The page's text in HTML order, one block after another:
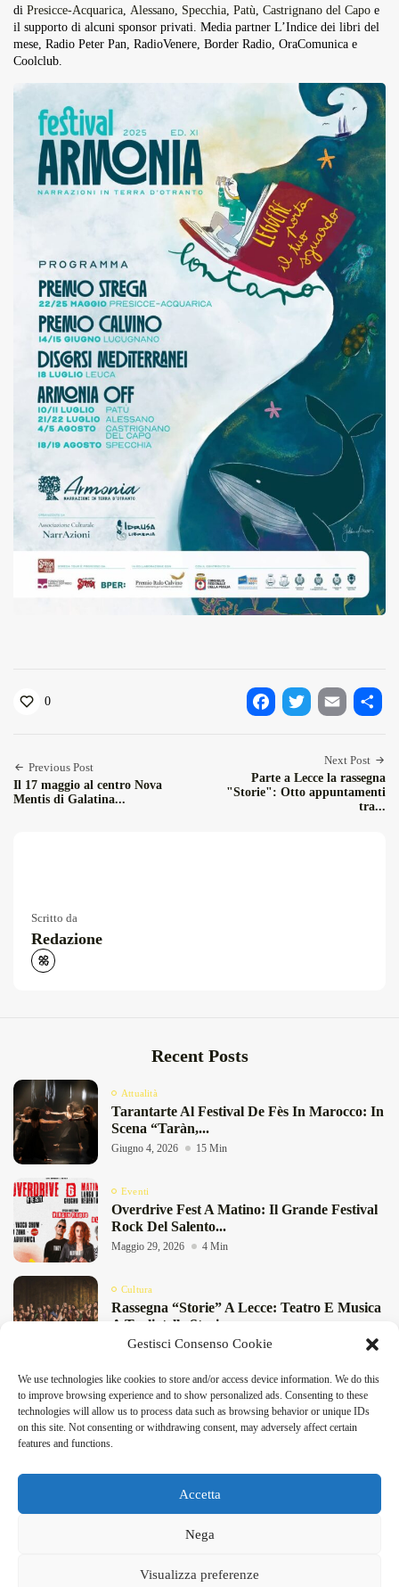
Gestisci Consenso Cookie
We use technologies like cookies to store and/or access device information. We do this
to improve browsing experience and to show personalized ads. Consenting to these
technologies will allow us to process data such as browsing behavior or unique IDs
on this site. Not consenting or withdrawing consent, may adversely affect certain
features and functions.
Accetta
Nega
Visualizza preferenze
di Presicce-Acquarica, Alessano, Specchia, Patù, Castrignano del Capo e
il supporto di alcuni sponsor privati. Media partner L’Indice dei libri del
mese, Radio Peter Pan, RadioVenere, Border Radio, OraComunica e
Coolclub.
0
Previous Post
Il 17 maggio al centro Nova
Mentis di Galatina...
Next Post
Parte a Lecce la rassegna
"Storie": Otto appuntamenti
tra...
Scritto da
Redazione
Recent Posts
Attualità
Tarantarte Al Festival De Fès In Marocco: In
Scena “Taràn,...
Giugno 4, 2026 15 Min
Eventi
Overdrive Fest A Matino: Il Grande Festival
Rock Del Salento...
Maggio 29, 2026 4 Min
Cultura
Rassegna “Storie” A Lecce: Teatro E Musica
A Tagliatelle Stazione...
Maggio 29, 2026 9 Min
Festival “Nel Frattempo” A Lecce: Il
Programma Degli Incontri Dal...